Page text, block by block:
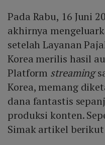
Pada Rabu, 16 Juni
akhirnya
setelah Layanan
Korea merilis hasil
Platform streaming
Korea, memang
dana fantastis
produksi konten.
Simak artikel